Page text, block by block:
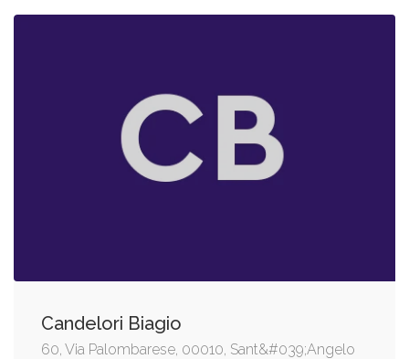
Candelori Biagio
60, Via Palombarese, 00010, Sant&#039;Angelo